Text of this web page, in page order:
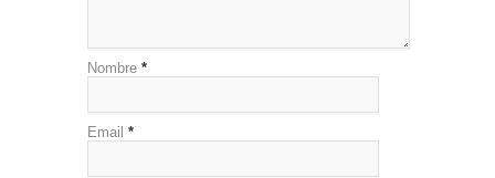
Nombre *
Email *